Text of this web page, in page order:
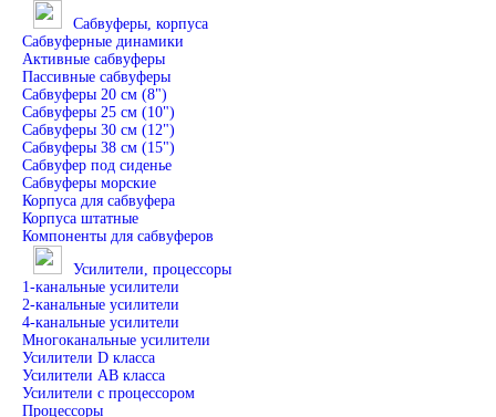
Сабвуферы, корпуса
Сабвуферные динамики
Активные сабвуферы
Пассивные сабвуферы
Сабвуферы 20 см (8")
Сабвуферы 25 см (10")
Сабвуферы 30 см (12")
Сабвуферы 38 см (15")
Сабвуфер под сиденье
Сабвуферы морские
Корпуса для сабвуфера
Корпуса штатные
Компоненты для сабвуферов
Усилители, процессоры
1-канальные усилители
2-канальные усилители
4-канальные усилители
Многоканальные усилители
Усилители D класса
Усилители АВ класса
Усилители с процессором
Процессоры